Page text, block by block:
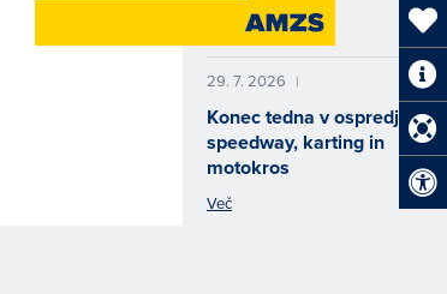
29. 7. 2026 |
Konec tedna v ospredju
speedway, karting in
motokros
Več